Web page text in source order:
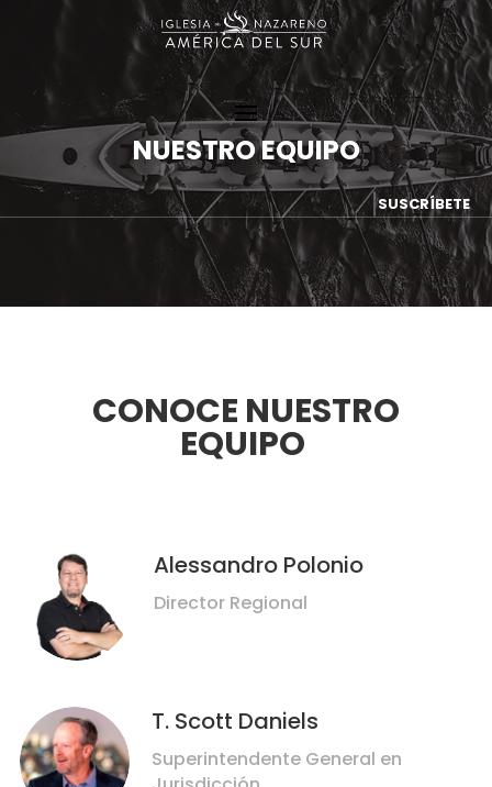
SUSCRÍBETE
NUESTRO EQUIPO
CONOCE NUESTRO
EQUIPO
Alessandro Polonio
Director Regional
T. Scott Daniels
Superintendente General en